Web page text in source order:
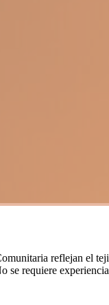
reflejan el
se requiere